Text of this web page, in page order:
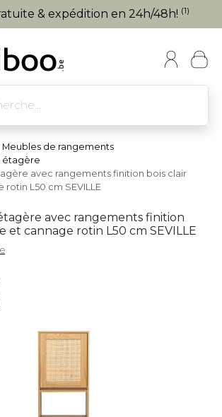
& expédition en 24h/48h! (1)
Meubles de rangements
étagère
avec rangements finition bois clair
L50 cm SEVILLE
avec rangements finition
et cannage rotin L50 cm SEVILLE